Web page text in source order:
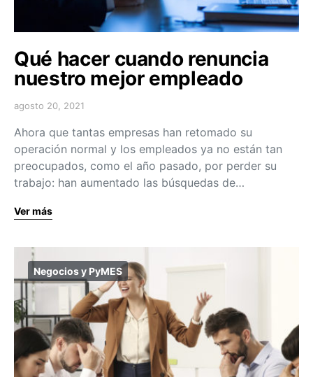
Qué hacer cuando renuncia
nuestro mejor empleado
agosto 20, 2021
Ahora que tantas empresas han retomado su
operación normal y los empleados ya no están tan
preocupados, como el año pasado, por perder su
trabajo: han aumentado las búsquedas de…
Ver más
Negocios y PyMES